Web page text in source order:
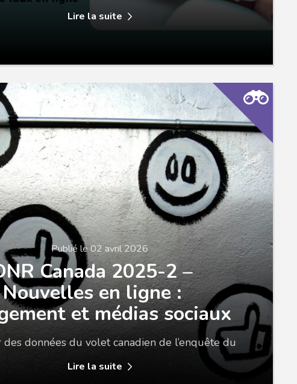
Lire la suite
Publié le 02 avril 2026
Canada 2025-2 –
Nouvelles en ligne :
et médias sociaux
données du volet canadien de l’enquête du
Lire la suite